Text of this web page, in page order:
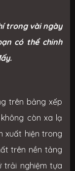
trong vài ngày
có thể chinh
trên bảng xếp
còn xa lạ
xuất hiện trong
trên nền tảng
trải nghiệm tựa